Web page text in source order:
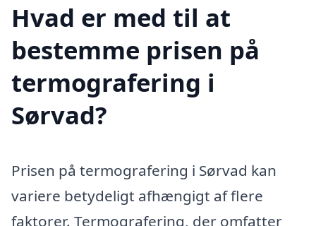
Hvad er med til at
bestemme prisen på
termografering i
Sørvad?
Prisen på termografering i Sørvad kan
variere betydeligt afhængigt af flere
faktorer. Termografering, der omfatter